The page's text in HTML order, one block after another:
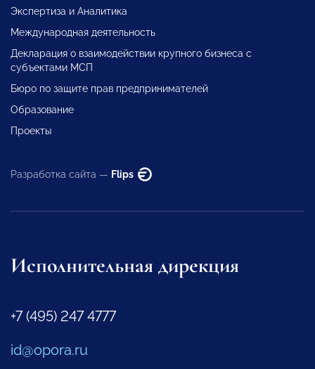
Экспертиза и Аналитика
Международная деятельность
Декларация о взаимодействии крупного бизнеса с
субъектами МСП
Бюро по защите прав предпринимателей
Образование
Проекты
Разработка сайта — Flips
Исполнительная дирекция
+7 (495) 247 4777
id@opora.ru